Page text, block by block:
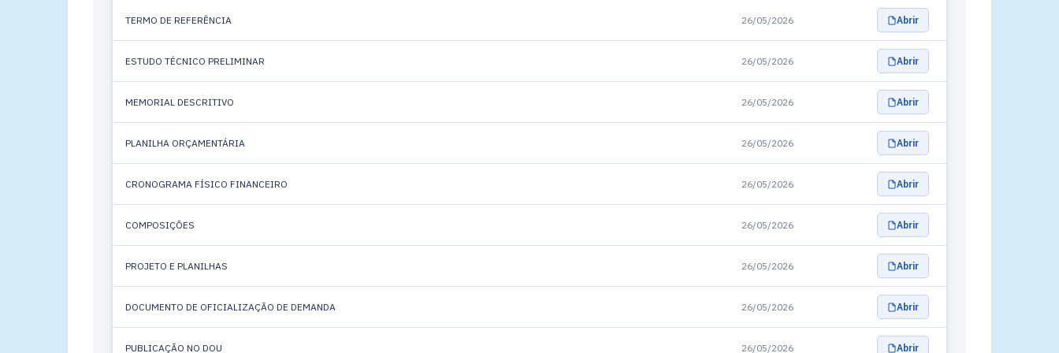
TERMO DE REFERÊNCIA 26/05/2026 Abrir
ESTUDO TÉCNICO PRELIMINAR 26/05/2026 Abrir
MEMORIAL DESCRITIVO 26/05/2026 Abrir
PLANILHA ORÇAMENTÁRIA 26/05/2026 Abrir
CRONOGRAMA FÍSICO FINANCEIRO 26/05/2026 Abrir
COMPOSIÇÕES 26/05/2026 Abrir
PROJETO E PLANILHAS 26/05/2026 Abrir
DOCUMENTO DE OFICIALIZAÇÃO DE DEMANDA 26/05/2026 Abrir
PUBLICAÇÃO NO DOU 26/05/2026 Abrir